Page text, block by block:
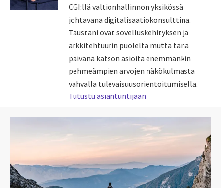
CGI:llä valtionhallinnon yksikössä
johtavana digitalisaatiokonsulttina.
Taustani ovat sovelluskehityksen ja
arkkitehtuurin puolelta mutta tänä
päivänä katson asioita enemmänkin
pehmeämpien arvojen näkökulmasta
vahvalla tulevaisuusorientoitumisella.
Tutustu asiantuntijaan